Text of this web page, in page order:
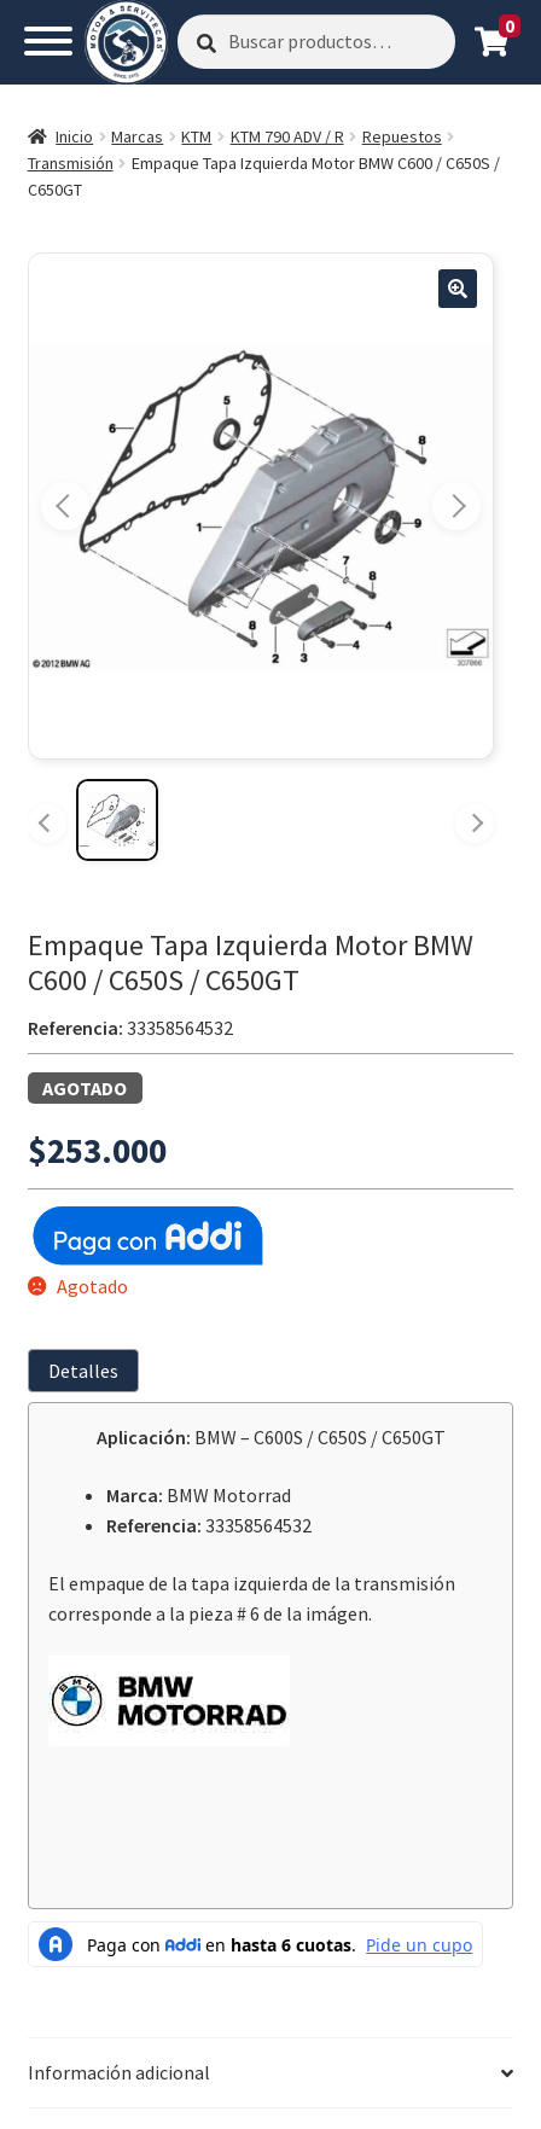
Buscar
por:
Buscar 0
Inicio Marcas KTM KTM 790 ADV / R
Repuestos
Transmisión
Empaque Tapa Izquierda Motor BMW C600 / C650S /
C650GT
Empaque Tapa Izquierda Motor BMW
C600 / C650S / C650GT
Referencia: 33358564532
AGOTADO
$253.000
Agotado
Detalles
Aplicación: BMW – C600S / C650S / C650GT
Marca: BMW Motorrad
Referencia: 33358564532
El empaque de la tapa izquierda de la transmisión
corresponde a la pieza # 6 de la imágen.
Información adicional